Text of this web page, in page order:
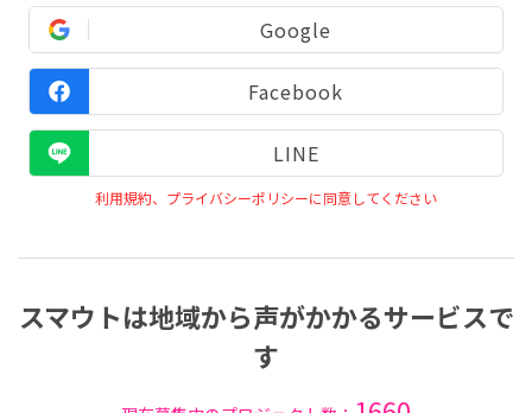
Google
Facebook
LINE
利用規約、プライバシーポリシーに同意してください
スマウトは地域から声がかかるサービスで
す